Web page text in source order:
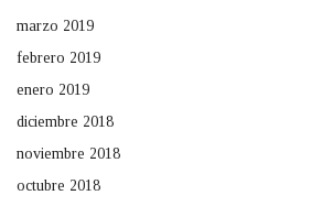
marzo 2019
febrero 2019
enero 2019
diciembre 2018
noviembre 2018
octubre 2018